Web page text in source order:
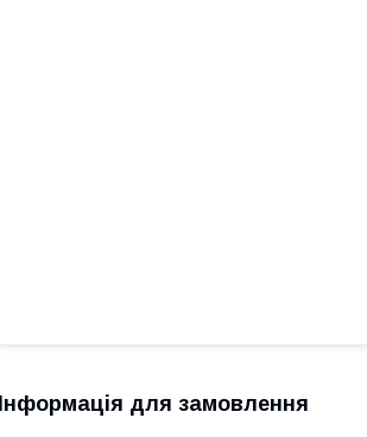
Інформація для замовлення